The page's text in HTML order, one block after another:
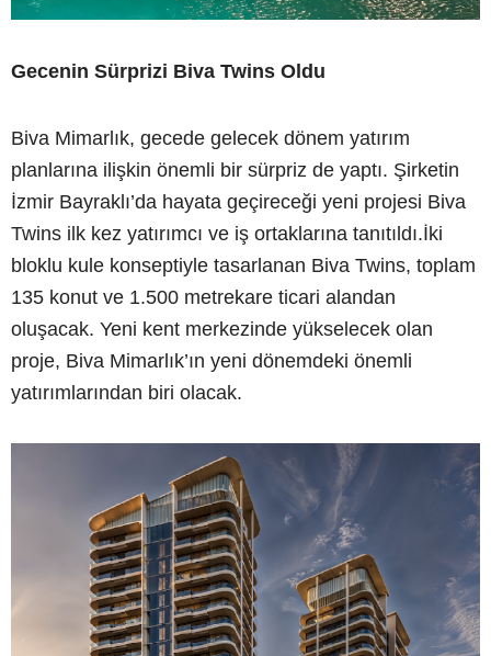
Gecenin Sürprizi Biva Twins Oldu
Biva Mimarlık, gecede gelecek dönem yatırım
planlarına ilişkin önemli bir sürpriz de yaptı. Şirketin
İzmir Bayraklı’da hayata geçireceği yeni projesi Biva
Twins ilk kez yatırımcı ve iş ortaklarına tanıtıldı.İki
bloklu kule konseptiyle tasarlanan Biva Twins, toplam
135 konut ve 1.500 metrekare ticari alandan
oluşacak. Yeni kent merkezinde yükselecek olan
proje, Biva Mimarlık’ın yeni dönemdeki önemli
yatırımlarından biri olacak.